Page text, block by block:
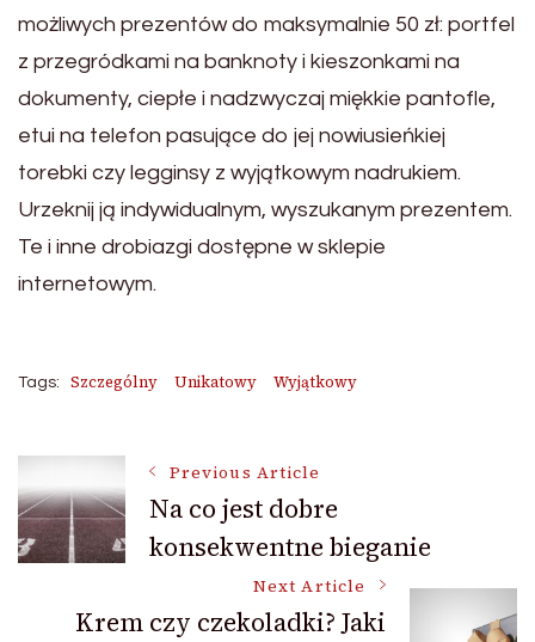
możliwych prezentów do maksymalnie 50 zł: portfel
z przegródkami na banknoty i kieszonkami na
dokumenty, ciepłe i nadzwyczaj miękkie pantofle,
etui na telefon pasujące do jej nowiusieńkiej
torebki czy legginsy z wyjątkowym nadrukiem.
Urzeknij ją indywidualnym, wyszukanym prezentem.
Te i inne drobiazgi dostępne w sklepie
internetowym.
Tags: Szczególny Unikatowy Wyjątkowy
Post
Navigation
Previous Article
Na co jest dobre
konsekwentne bieganie
Next Article
Krem czy czekoladki? Jaki